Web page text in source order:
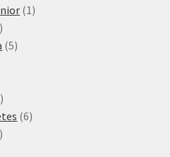
produkty
1 1
55
7
produktů
66
80